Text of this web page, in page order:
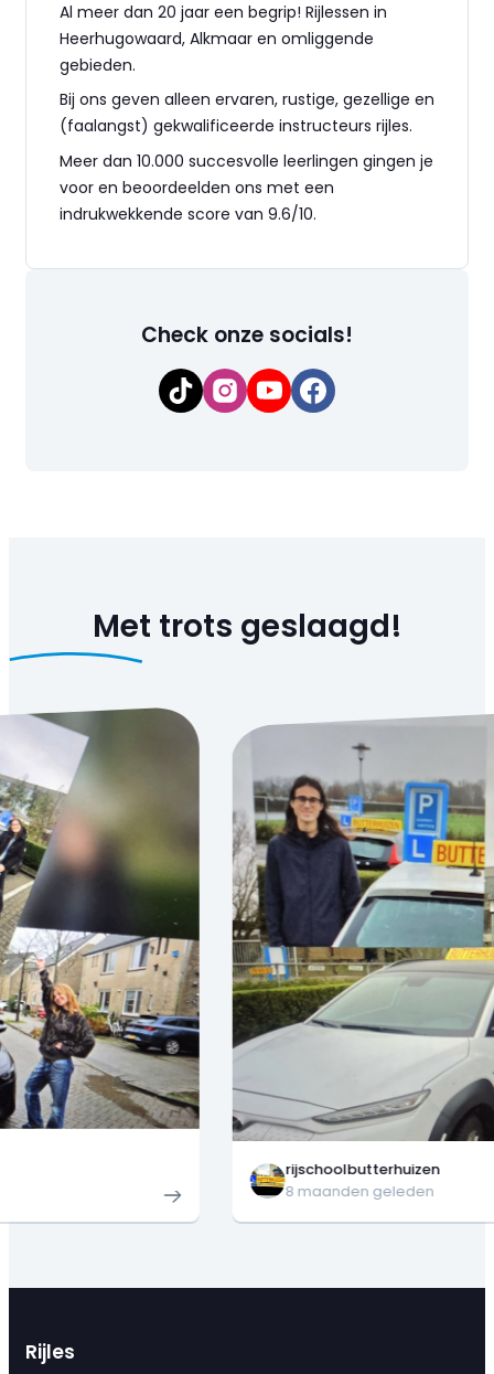
Al meer dan 20 jaar een begrip! Rijlessen in
Heerhugowaard, Alkmaar en omliggende
gebieden.
Bij ons geven alleen ervaren, rustige, gezellige en
(faalangst) gekwalificeerde instructeurs rijles.
Meer dan 10.000 succesvolle leerlingen gingen je
voor en beoordeelden ons met een
indrukwekkende score van 9.6/10.
Check onze socials!
Met trots geslaagd!
rijschoolbutterhuizen
8 maanden geleden
Rijles